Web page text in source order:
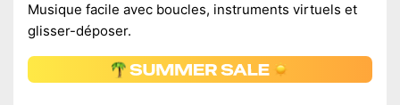
Musique facile avec boucles, instruments virtuels et
glisser-déposer.